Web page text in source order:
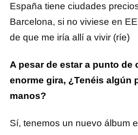
España tiene ciudades
Barcelona, si no viviese en
de que me iría allí a vivir (ríe)
A pesar de estar a punto de
enorme gira, ¿Tenéis algún
manos?
Sí, tenemos un nuevo álbum